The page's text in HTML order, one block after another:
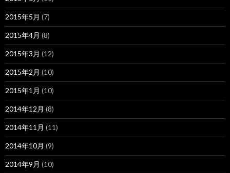
2015年5月 (7)
2015年4月 (8)
2015年3月 (12)
2015年2月 (10)
2015年1月 (10)
2014年12月 (8)
2014年11月 (11)
2014年10月 (9)
2014年9月 (10)